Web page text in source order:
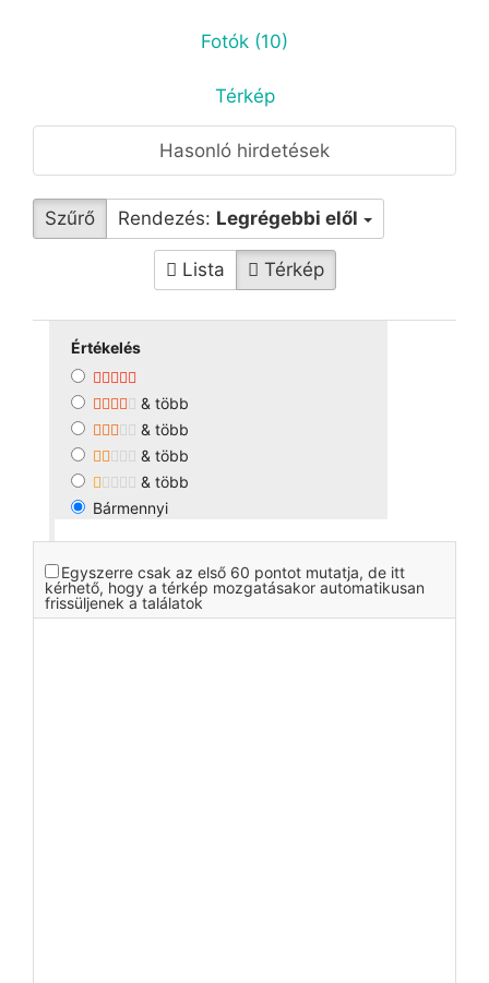
Fotók (10)
Térkép
Hasonló hirdetések
Szűrő Rendezés: Legrégebbi elől
Lista Térkép
Értékelés
& több
& több
& több
& több
Bármennyi
Egyszerre csak az első 60 pontot mutatja, de itt
kérhető, hogy a térkép mozgatásakor automatikusan
frissüljenek a találatok